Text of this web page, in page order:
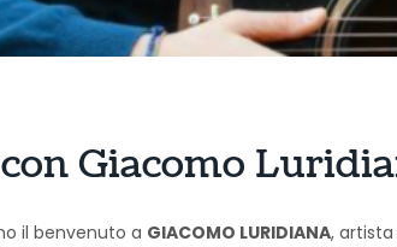
Giacomo
il benvenuto a GIACOMO LURIDIANA,